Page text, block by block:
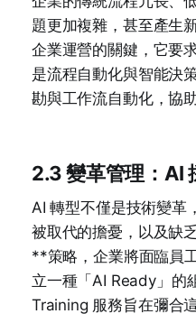
題更加複雜，甚至產生
企業運營的關鍵，它要
是流程自動化與智能決
勘與工作流自動化，協
2.3 變革管理：AI
AI 轉型不僅是技術變革
被取代的擔憂，以及缺
**策略，企業將面臨員
立一種「AI Ready」的
Training 服務旨在彌合